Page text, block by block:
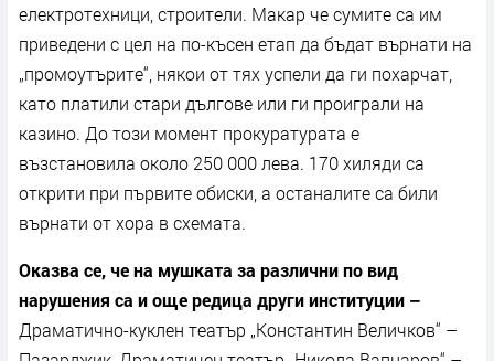
електротехници, строители. Макар че сумите са им
приведени с цел на по-късен етап да бъдат върнати на
„промоутърите“, някои от тях успели да ги похарчат,
като платили стари дългове или ги проиграли на
казино. До този момент прокуратурата е
възстановила около 250 000 лева. 170 хиляди са
открити при първите обиски, а останалите са били
върнати от хора в схемата.
Оказва се, че на мушката за различни по вид
нарушения са и още редица други институции –
Драматично-куклен театър „Константин Величков“ –